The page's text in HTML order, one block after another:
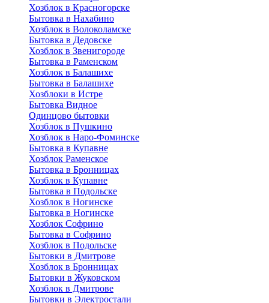
Хозблок в Красногорске
Бытовка в Нахабино
Хозблок в Волоколамске
Бытовкa в Дедовске
Хозблок в Звенигороде
Бытовка в Раменском
Хозблок в Балашихе
Бытовкa в Балашихе
Хозблоки в Истре
Бытовка Видное
Одинцово бытовки
Хозблок в Пушкино
Хозблок в Наро-Фоминске
Бытовка в Купавне
Хозблок Раменское
Бытовка в Бронницах
Хозблок в Купавне
Бытовка в Подольске
Хозблок в Ногинске
Бытовка в Ногинске
Хозблок Софрино
Бытовка в Софрино
Хозблок в Подольске
Бытовки в Дмитрове
Хозблок в Бронницах
Бытовки в Жуковском
Хозблок в Дмитрове
Бытовки в Электростали